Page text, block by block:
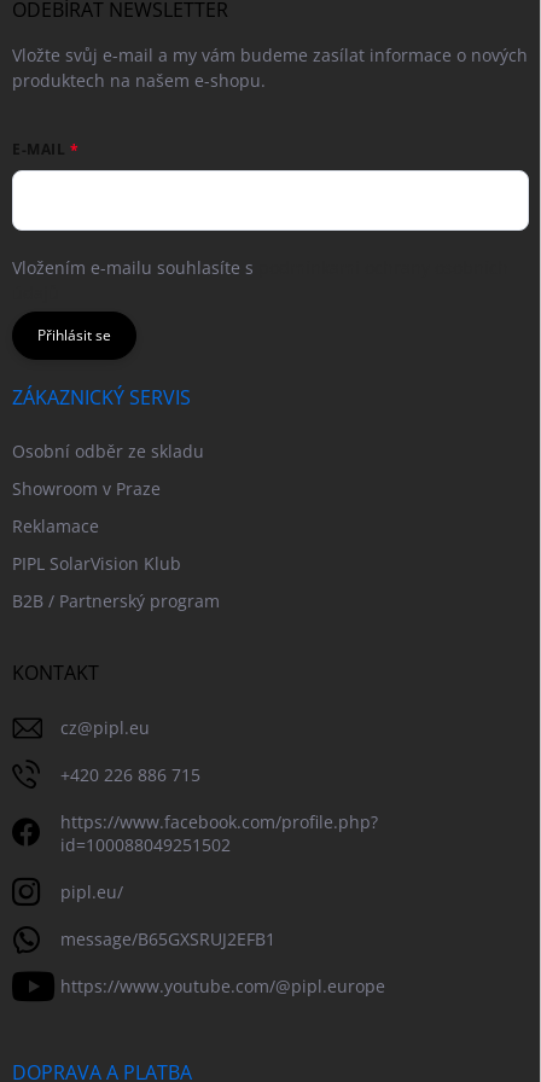
ODEBÍRAT NEWSLETTER
Vložte svůj e-mail a my vám budeme zasílat informace o nových
produktech na našem e-shopu.
E-MAIL
Vložením e-mailu souhlasíte s
Přihlásit se
ZÁKAZNICKÝ SERVIS
Osobní odběr ze skladu
Showroom v Praze
Reklamace
PIPL SolarVision Klub
B2B / Partnerský program
KONTAKT
cz@pipl.eu
+420 226 886 715
https://www.facebook.com/profile.php?
id=100088049251502
pipl.eu/
message/B65GXSRUJ2EFB1
https://www.youtube.com/@pipl.europe
DOPRAVA A PLATBA